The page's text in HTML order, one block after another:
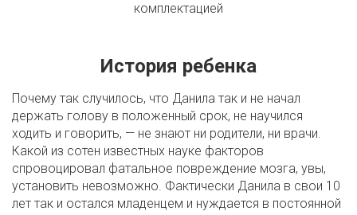
комплектацией
История ребенка
Почему так случилось, что Данила так и не начал
держать голову в положенный срок, не научился
ходить и говорить, — не знают ни родители, ни врачи.
Какой из сотен известных науке факторов
спровоцировал фатальное повреждение мозга, увы,
установить невозможно. Фактически Данила в свои 10
лет так и остался младенцем и нуждается в постоянной